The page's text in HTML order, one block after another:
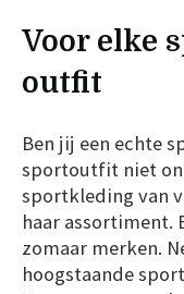
Voor elke
outfit
Ben jij een echte
sportoutfit niet
sportkleding van
haar assortiment.
zomaar merken.
hoogstaande